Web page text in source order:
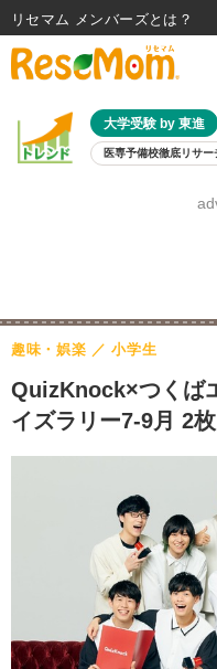
大学受験 by 東進
医専予備校徹底リサー
8月開
QuizKnock×つくば
イズラリー7-9月 2
趣味・娯楽 小学生
リセマム メンバーズ